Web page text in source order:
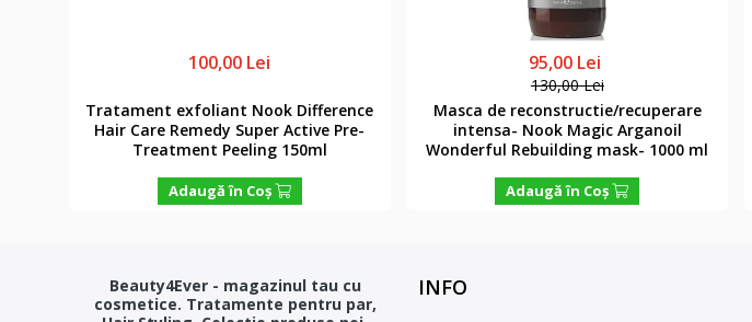
100,00 Lei
Tratament exfoliant Nook Difference
Hair Care Remedy Super Active Pre-
Treatment Peeling 150ml
Adaugă în Coş
95,00 Lei
130,00 Lei
Masca de reconstructie/recuperare
intensa- Nook Magic Arganoil
Wonderful Rebuilding mask- 1000 ml
Adaugă în Coş
Beauty4Ever - magazinul tau cu
cosmetice. Tratamente pentru par,
INFO